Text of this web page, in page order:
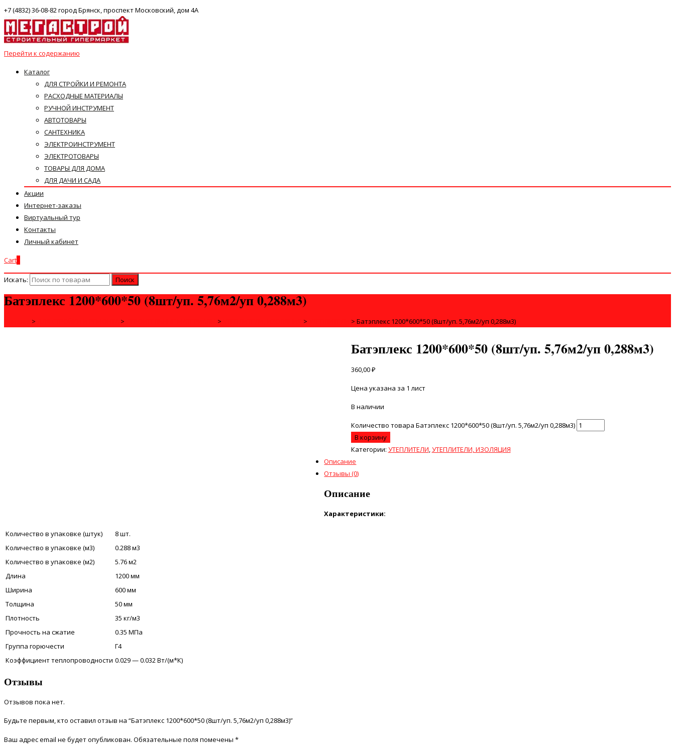
+7 (4832) 36-08-82 город Брянск, проспект Московский, дом 4А
Перейти к содержанию
Каталог
ДЛЯ СТРОЙКИ И РЕМОНТА
РАСХОДНЫЕ МАТЕРИАЛЫ
РУЧНОЙ ИНСТРУМЕНТ
АВТОТОВАРЫ
САНТЕХНИКА
ЭЛЕКТРОИНСТРУМЕНТ
ЭЛЕКТРОТОВАРЫ
ТОВАРЫ ДЛЯ ДОМА
ДЛЯ ДАЧИ И САДА
Акции
Интернет-заказы
Виртуальный тур
Контакты
Личный кабинет
Cart
Искать:
Батэплекс 1200*600*50 (8шт/уп. 5,76м2/уп 0,288м3)
> > > > > Батэплекс 1200*600*50 (8шт/уп. 5,76м2/уп 0,288м3)
Батэплекс 1200*600*50 (8шт/уп. 5,76м2/уп 0,288м3)
360,00₽
Цена указана за 1 лист
В наличии
Количество товара Батэплекс 1200*600*50 (8шт/уп. 5,76м2/уп 0,288м3)
В корзину
Категории: УТЕПЛИТЕЛИ,УТЕПЛИТЕЛИ, ИЗОЛЯЦИЯ
Описание
Отзывы (0)
Описание
Характеристики:
Количество в упаковке (штук)
8 шт.
Количество в упаковке (м3)
0.288 м3
Количество в упаковке (м2)
5.76 м2
Длина
1200 мм
Ширина
600 мм
Толщина
50 мм
Плотность
35 кг/м3
Прочность на сжатие
0.35 МПа
Группа горючести
Г4
Коэффициент теплопроводности 0.029 — 0.032 Вт/(м*К)
Отзывы
Отзывов пока нет.
Будьте первым, кто оставил отзыв на “Батэплекс 1200*600*50 (8шт/уп. 5,76м2/уп 0,288м3)”
Ваш адрес email не будет опубликован. Обязательные поля помечены *